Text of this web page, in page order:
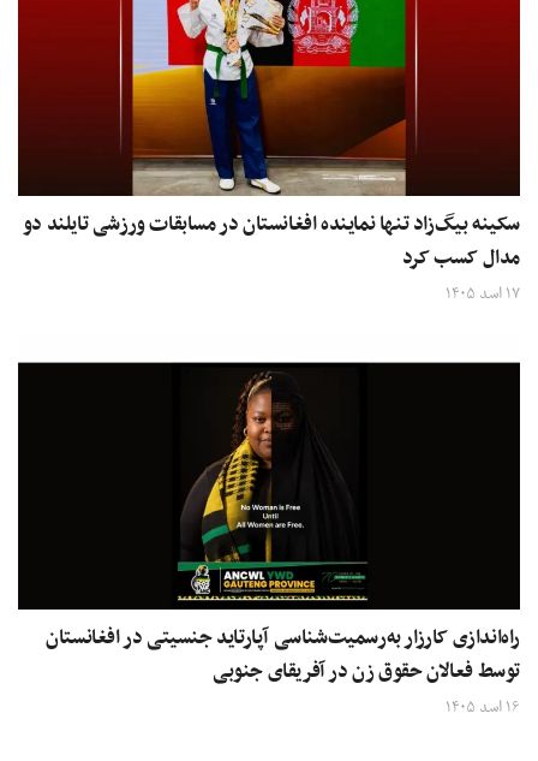
سکینه بیگ‌زاد تنها نماینده افغانستان در مسابقات ورزشی تایلند دو
مدال کسب کرد
۱۷ اسد ۱۴۰۵
راه‌اندازی کارزار به‌رسمیت‌شناسی آپارتاید جنسیتی در افغانستان
توسط فعالان حقوق زن در آفریقای جنوبی
۱۶ اسد ۱۴۰۵